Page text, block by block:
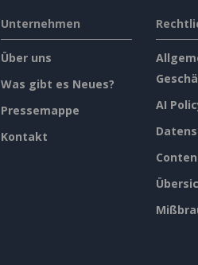
Unternehmen
Über uns
Was gibt es Neues?
Pressemappe
Kontakt
AI